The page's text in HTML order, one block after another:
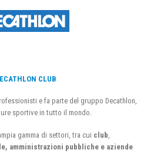
CLUB
e fa parte del gruppo Decathlon,
sportive in tutto il mondo.
gamma di settori, tra cui club
amministrazioni pubbliche e aziende